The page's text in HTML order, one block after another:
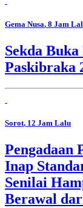
Gema Nusa, 8 Jam
Sekda
Paskibraka
Sorot, 12 Jam Lalu
Pengadaan
Inap
Senilai
Berawal